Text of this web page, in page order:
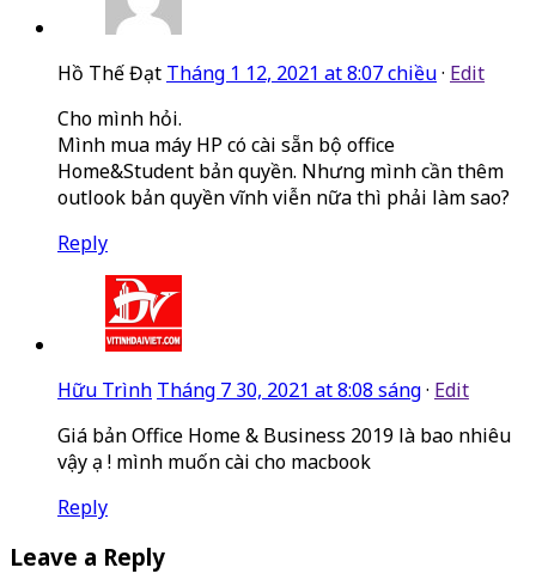
Hồ Thế Đạt Tháng 1 12, 2021 at 8:07 chiều· Edit
Cho mình hỏi.
Mình mua máy HP có cài sẵn bộ office
Home&Student bản quyền. Nhưng mình cần thêm
outlook bản quyền vĩnh viễn nữa thì phải làm sao?
Reply
Hữu Trình Tháng 7 30, 2021 at 8:08 sáng· Edit
Giá bản Office Home & Business 2019 là bao nhiêu
vậy ạ ! mình muốn cài cho macbook
Reply
Leave a Reply